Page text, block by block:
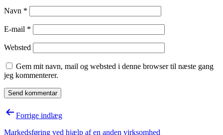
Navn *
E-mail *
Websted
Gem mit navn, mail og websted i denne browser til næste gang
jeg kommenterer.
Indlægsnavigation
Forrige indlæg
Markedsføring ved hjælp af en anden virksomhed